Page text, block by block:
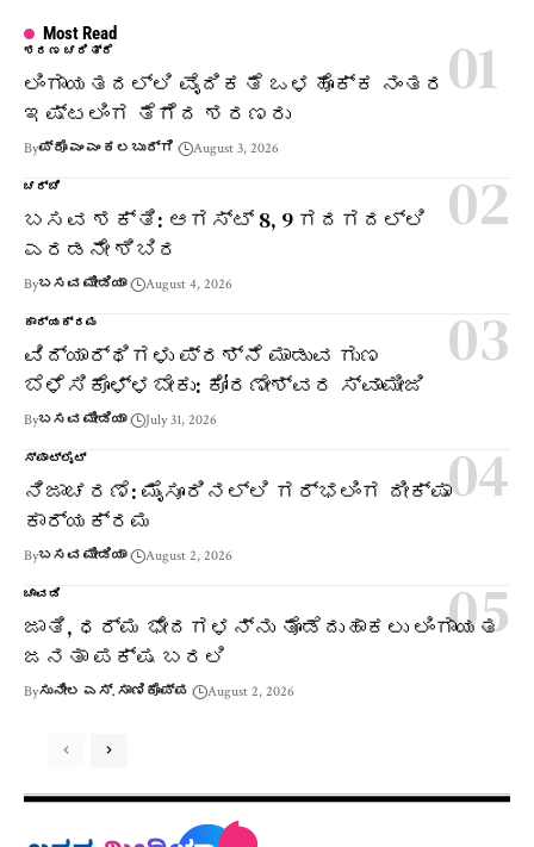
Most Read
ಶರಣ ಚರಿತ್ರೆ
ಲಿಂಗಾಯತದಲ್ಲಿ ವೈದಿಕತೆ ಒಳಹೊಕ್ಕ ನಂತರ
ಇಷ್ಟಲಿಂಗ ತೆಗೆದ ಶರಣರು
Byಪ್ರೊ ಎಂ ಎಂ ಕಲಬುರ್ಗಿ August 3, 2026
ಚರ್ಚೆ
ಬಸವ ಶಕ್ತಿ: ಆಗಸ್ಟ್ 8, 9 ಗದಗದಲ್ಲಿ
ಎರಡನೇ ಶಿಬಿರ
Byಬಸವ ಮೀಡಿಯಾ August 4, 2026
ಕಾರ್ಯಕ್ರಮ
ವಿದ್ಯಾರ್ಥಿಗಳು ಪ್ರಶ್ನೆ ಮಾಡುವ ಗುಣ
ಬೆಳೆಸಿಕೊಳ್ಳಬೇಕು: ಕೋರಣೇಶ್ವರ ಸ್ವಾಮೀಜಿ
Byಬಸವ ಮೀಡಿಯಾ July 31, 2026
ಸ್ಪಾಟ್‌ಲೈಟ್
ನಿಜಾಚರಣೆ: ಮೈಸೂರಿನಲ್ಲಿ ಗರ್ಭಲಿಂಗ ದೀಕ್ಷಾ
ಕಾರ್ಯಕ್ರಮ
Byಬಸವ ಮೀಡಿಯಾ August 2, 2026
ಚಾವಡಿ
ಜಾತಿ, ಧರ್ಮ ಭೇದಗಳನ್ನು ತೊಡೆದುಹಾಕಲು ಲಿಂಗಾಯತ
ಜನತಾ ಪಕ್ಷ ಬರಲಿ
Byಸುನೀಲ ಎಸ್. ಸಾಣಿಕೊಪ್ಪ August 2, 2026